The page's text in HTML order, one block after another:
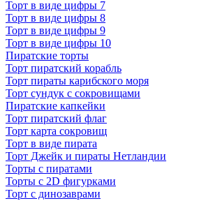
Торт в виде цифры 7
Торт в виде цифры 8
Торт в виде цифры 9
Торт в виде цифры 10
Пиратские торты
Торт пиратский корабль
Торт пираты карибского моря
Торт сундук с сокровищами
Пиратские капкейки
Торт пиратский флаг
Торт карта сокровищ
Торт в виде пирата
Торт Джейк и пираты Нетландии
Торты с пиратами
Торты с 2D фигурками
Торт с динозаврами